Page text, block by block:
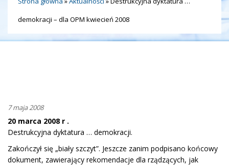
demokracji – dla OPM kwiecień 2008
7 maja 2008
20 marca 2008 r .
Destrukcyjna dyktatura … demokracji.
Zakończył się „biały szczyt”. Jeszcze zanim podpisano końcowy
dokument, zawierający rekomendacje dla rządzących, jak